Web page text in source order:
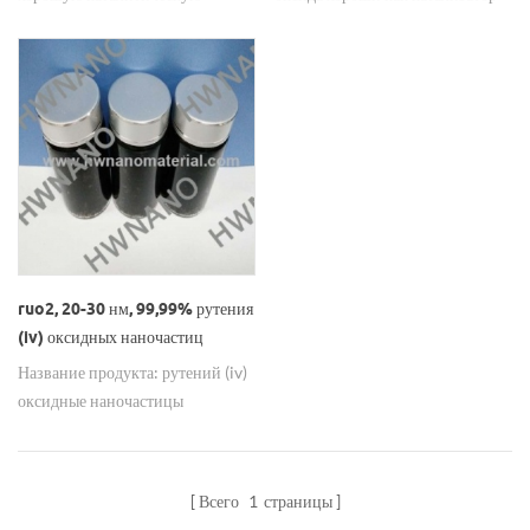
химические свойства и является
металл-подобный Свойства
высокопроводности оксидов
металлов, были широко
использованы в паста
сопротивления,электрохимический
катализ, хлор-щелочка
Промышленность и
интегральные схемы .
ruo2, 20-30 нм, 99,99% рутения
(iv) оксидных наночастиц
Название продукта: рутений (iv)
оксидные наночастицы
формула: ruo2 молекулярный
размер частиц: 20-30 нм, а также
Всего 1 страницы